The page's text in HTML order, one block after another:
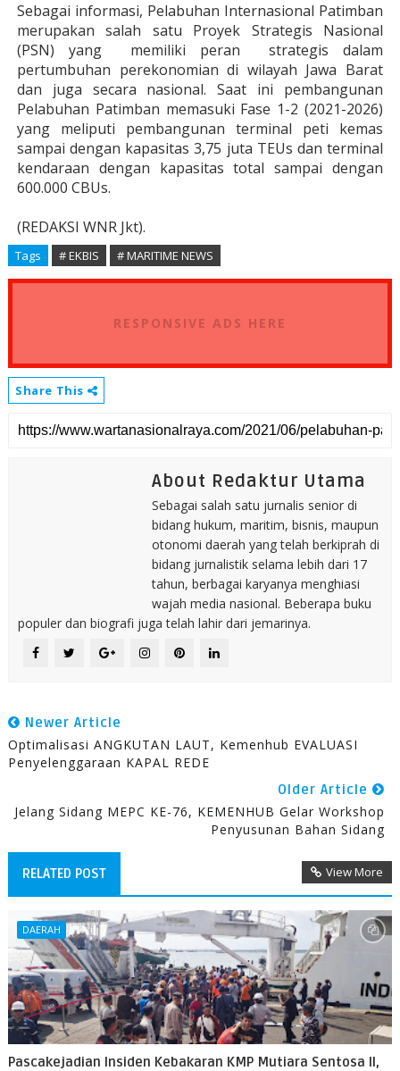
Sebagai informasi, Pelabuhan Internasional Patimban
merupakan salah satu Proyek Strategis Nasional
(PSN) yang
memiliki peran
strategis dalam
pertumbuhan perekonomian di wilayah Jawa Barat
dan juga secara nasional. Saat ini pembangunan
Pelabuhan Patimban memasuki Fase 1-2 (2021-2026)
yang meliputi pembangunan terminal peti kemas
sampai dengan kapasitas 3,75 juta TEUs dan terminal
kendaraan dengan kapasitas total sampai dengan
600.000 CBUs.
(REDAKSI WNR Jkt).
Tags # EKBIS # MARITIME NEWS
RESPONSIVE ADS HERE
Share This
About Redaktur Utama
Sebagai salah satu jurnalis senior di
bidang hukum, maritim, bisnis, maupun
otonomi daerah yang telah berkiprah di
bidang jurnalistik selama lebih dari 17
tahun, berbagai karyanya menghiasi
wajah media nasional. Beberapa buku
populer dan biografi juga telah lahir dari jemarinya.
Newer Article
Optimalisasi ANGKUTAN LAUT, Kemenhub EVALUASI
Penyelenggaraan KAPAL REDE
Older Article
Jelang Sidang MEPC KE-76, KEMENHUB Gelar Workshop
Penyusunan Bahan Sidang
RELATED POST View More
DAERAH
Pascakejadian Insiden Kebakaran KMP Mutiara Sentosa II,